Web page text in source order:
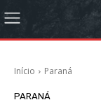
Início Paraná
PARANÁ